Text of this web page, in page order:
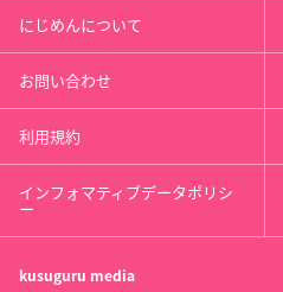
にじめんについて
お問い合わせ
利用規約
インフォマティブデータポリシ
ー
kusuguru media